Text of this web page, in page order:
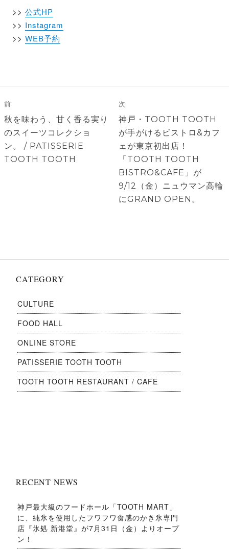
>> 公式HP
>> Instagram
>> WEB予約
稿
ナ
ビ
ゲ
ー
前
前
の
投
稿:
秋を味わう、甘く香る実り
のスイーツコレクショ
ン。 / PATISSERIE
TOOTH TOOTH
次
次
の
投
稿:
神戸・TOOTH TOOTH
が手がけるビストロ&カフ
ェが東京初出店！
「TOOTH TOOTH
BISTRO&CAFE」が
9/12（金）ニュウマン高輪
にGRAND OPEN。
CATEGORY
CULTURE
FOOD HALL
ONLINE STORE
PATISSERIE TOOTH TOOTH
TOOTH TOOTH RESTAURANT / CAFE
RECENT NEWS
神戸最大級のフードホール「TOOTH MART」
に、純氷を使用したフワフワ食感のかき氷専門
店『氷処 新港堂』が7月31日（金）よりオープ
ン！